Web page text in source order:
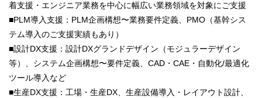
着支援・エンジニア業務を中心に幅広い業務領域を対象にご支援
■PLM導入支援：PLM企画構想〜業務要件定義、PMO（基幹シス
テム導入のご支援実績もあり）
■設計DX支援：設計DXグランドデザイン（モジュラーデザイン
等）、システム企画構想〜要件定義、CAD・CAE・自動化/最適化
ツール導入など
■生産DX支援：工場・生産DX、生産設備導入・レイアウト設計、